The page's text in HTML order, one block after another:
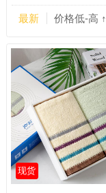
最新 价格低-高 ↑
现货